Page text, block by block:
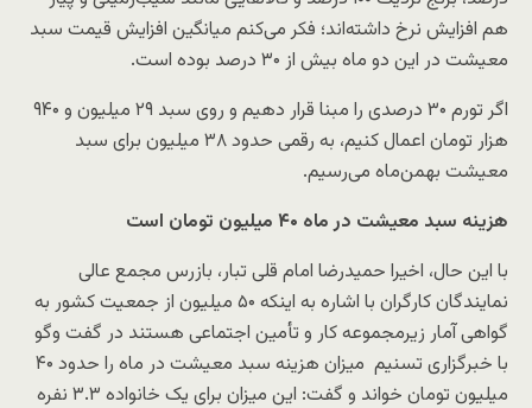
هم افزایش نرخ داشته‌اند؛ فکر می‌کنم میانگین افزایش قیمت سبد
معیشت در این دو ماه بیش از ۳۰ درصد بوده است.
اگر تورم ۳۰ درصدی را مبنا قرار دهیم و روی سبد ۲۹ میلیون و ۹۴۰
هزار تومان اعمال کنیم، به رقمی حدود ۳۸ میلیون برای سبد
معیشت بهمن‌ماه می‌رسیم.
هزینه سبد معیشت در ماه ۴۰ میلیون تومان است
با این حال، اخیرا حمیدرضا امام قلی تبار، بازرس مجمع عالی
نمایندگان کارگران با اشاره به اینکه ۵۰ میلیون از جمعیت کشور به
گواهی آمار زیرمجموعه کار و تأمین اجتماعی هستند در گفت وگو
با خبرگزاری تسنیم میزان هزینه سبد معیشت در ماه را حدود ۴۰
میلیون تومان خواند و گفت: این میزان برای یک خانواده ۳.۳ نفره